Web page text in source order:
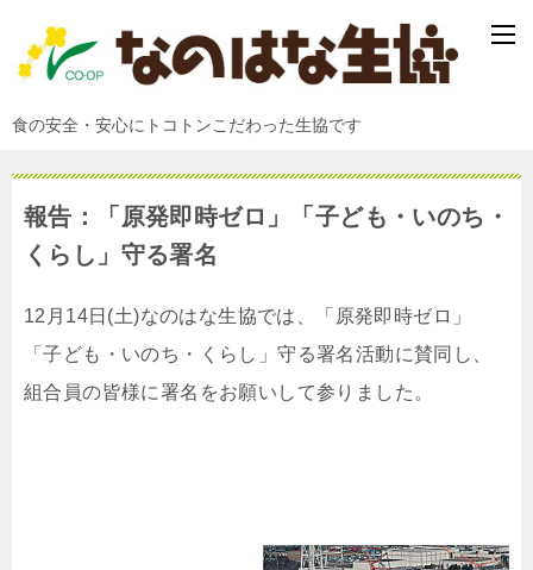
食の安全・安心にトコトンこだわった生協です
報告：「原発即時ゼロ」「子ども・いのち・
くらし」守る署名
12月14日(土)なのはな生協では、「原発即時ゼロ」
「子ども・いのち・くらし」守る署名活動に賛同し、
組合員の皆様に署名をお願いして参りました。